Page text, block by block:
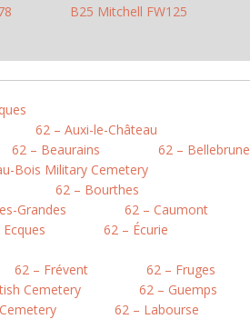
B25 Mitchell FW125
62 – Auxi-le-Château
62 – Beaurains
62 – Bellebrune
Bois Military Cemetery
62 – Bourthes
Grandes
62 – Caumont
62 – Écurie
62 – Frévent
62 – Fruges
Cemetery
62 – Guemps
62 – Labourse